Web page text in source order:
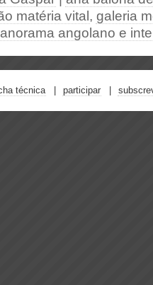
matéria vital , galeria
angolano e
técnica participar